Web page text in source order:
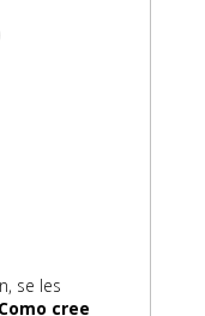
se les
Como cree